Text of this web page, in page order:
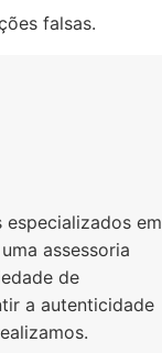
falsas.
em
assessoria
de
a autenticidade